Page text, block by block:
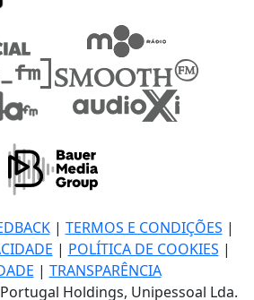
| TERMOS E CONDIÇÕES |
| POLÍTICA DE COOKIES |
| TRANSPARÊNCIA
Holdings, Unipessoal Lda.